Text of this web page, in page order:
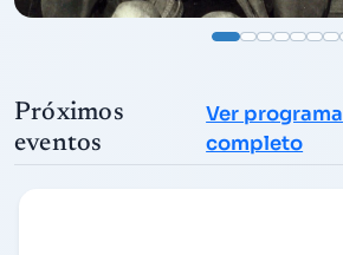
Próximos
eventos
Ver programa
completo